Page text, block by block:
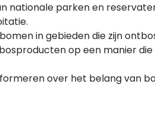
nationale parken en
in gebieden die zijn
op een manier
over het belang van